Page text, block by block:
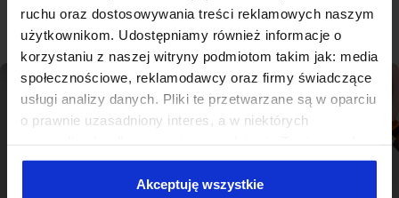
ruchu oraz dostosowywania treści reklamowych naszym
użytkownikom. Udostępniamy również informacje o
korzystaniu z naszej witryny podmiotom takim jak: media
społecznościowe, reklamodawcy oraz firmy świadczące
usługi analizy danych. Pliki te przetwarzane są w oparciu
o prawnie uzasadniony interes, a w niektórych
Niektóre z plików cookies dostarczane i przetwarzane są
przez naszych zewnętrznych partnerów, z których listą
Akceptuję wszystkie